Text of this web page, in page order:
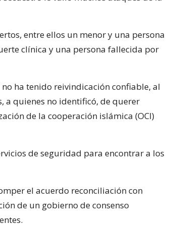
entre ellos un menor y una persona
clínica y una persona fallecida por
ha tenido reivindicación confiable, al
a quienes no identificó, de querer
de la cooperación islámica (OCI)
de seguridad para encontrar a los
el acuerdo reconciliación con
de un gobierno de consenso